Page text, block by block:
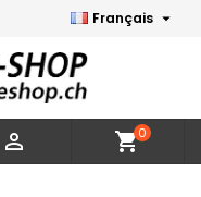
Français 
 shopping_cart0
×
×
×
×
des produits